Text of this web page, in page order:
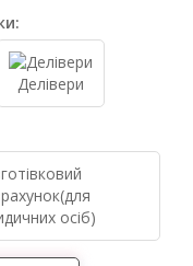
Делівери
осіб)